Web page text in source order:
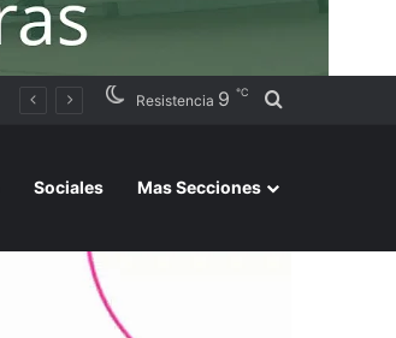
Resistencia 9 ℃ Buscar por
Sociales Mas Secciones